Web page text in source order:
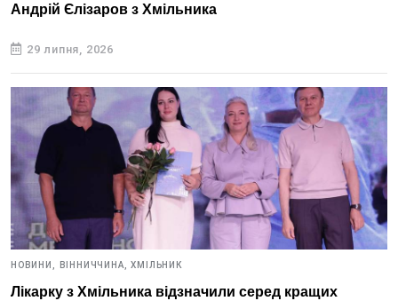
Андрій Єлізаров з Хмільника
29 липня, 2026
НОВИНИ, ВІННИЧЧИНА, ХМІЛЬНИК
Лікарку з Хмільника відзначили серед кращих